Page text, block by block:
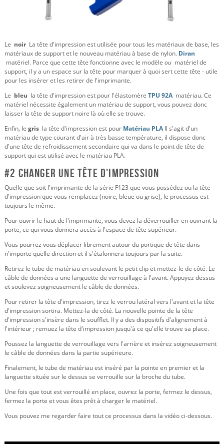
Le noir La tête d'impression est utilisée pour tous les matériaux de base, les
matériaux de support et le nouveau matériau à base de nylon. Diran
matériel. Parce que cette tête fonctionne avec le modèle ou matériel de
support, il y a un espace sur la tête pour marquer à quoi sert cette tête - utile
pour les insérer et les retirer de l'imprimante.
Le bleu la tête d'impression est pour l'élastomère TPU 92A matériau. Ce
matériel nécessite également un matériau de support, vous pouvez donc
laisser la tête de support noire là où elle se trouve.
Enfin, le gris la tête d'impression est pour Matériau PLA Il s'agit d'un
matériau de type courant d'air à très basse température, il dispose donc
d'une tête de refroidissement secondaire qui va dans le point de tête de
support qui est utilisé avec le matériau PLA.
#2 Changer une tête d'impression
Quelle que soit l'imprimante de la série F123 que vous possédez ou la tête
d'impression que vous remplacez (noire, bleue ou grise), le processus est
toujours le même.
Pour ouvrir le haut de l'imprimante, vous devez la déverrouiller en ouvrant la
porte, ce qui vous donnera accès à l'espace de tête supérieur.
Vous pourrez vous déplacer librement autour du portique de tête dans
n'importe quelle direction et il s'étalonnera toujours par la suite.
Retirez le tube de matériau en soulevant le petit clip et mettez-le de côté. Le
câble de données a une languette de verrouillage à l'avant. Appuyez dessus
et soulevez soigneusement le câble de données.
Pour retirer la tête d'impression, tirez le verrou latéral vers l'avant et la tête
d'impression sortira. Mettez-la de côté. La nouvelle pointe de la tête
d'impression s'insère dans le soufflet. Il y a des dispositifs d'alignement à
l'intérieur ; remuez la tête d'impression jusqu'à ce qu'elle trouve sa place.
Poussez la languette de verrouillage vers l'arrière et insérez soigneusement
le câble de données dans la partie supérieure.
Finalement, le tube de matériau est inséré par la pointe en premier et la
languette située sur le dessus se verrouille sur la broche du tube.
Une fois que tout est verrouillé en place, ouvrez la porte, fermez le dessus,
fermez la porte et vous êtes prêt à charger le matériel.
Vous pouvez me regarder faire tout ce processus dans la vidéo ci-dessous.